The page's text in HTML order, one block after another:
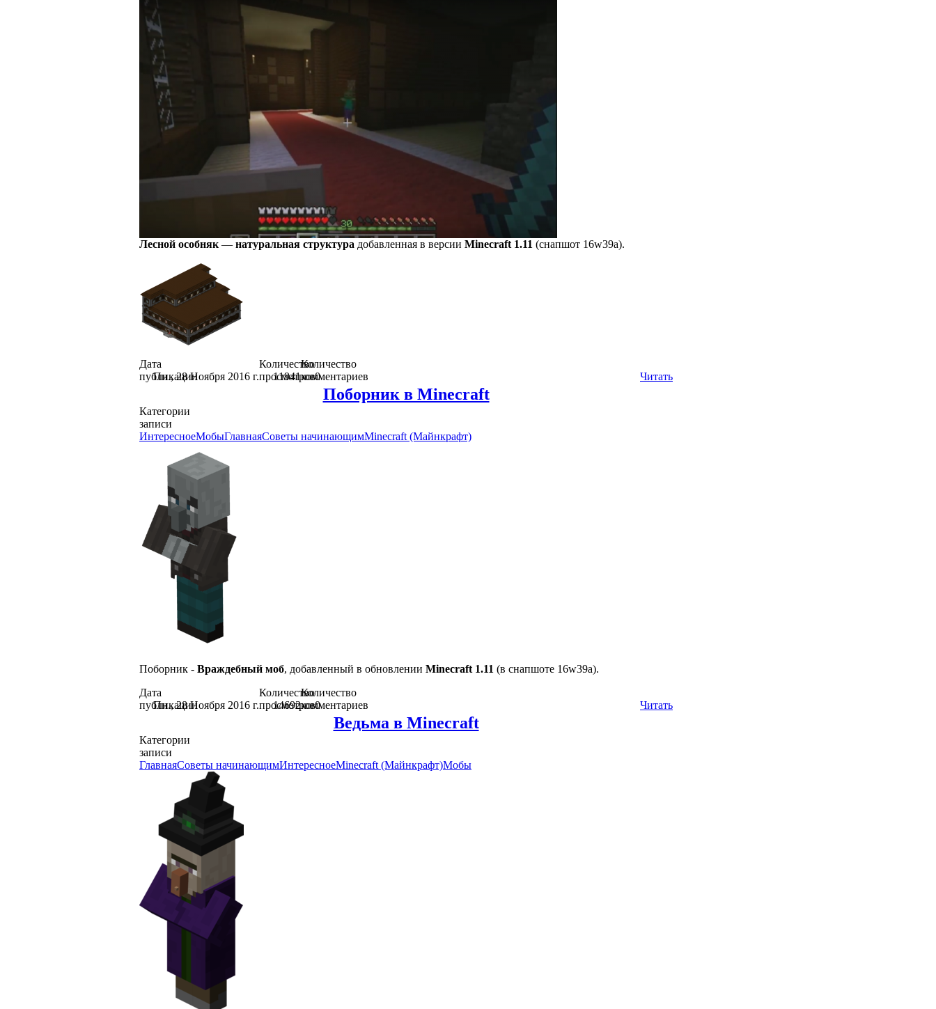
Лесной особняк — натуральная структура добавленная в версии Minecraft 1.11 (снапшот 16w39a).
Дата
публикации
Пн., 28 Ноября 2016 г.
Количество
просмотров
11941
Количество
комментариев
0 Читать
Поборник в Minecraft
Категории
записи
ИнтересноеМобыГлавнаяСоветы начинающимMinecraft (Майнкрафт)
Поборник - Враждебный моб, добавленный в обновлении Minecraft 1.11 (в снапшоте 16w39a).
Дата
публикации
Пн., 28 Ноября 2016 г.
Количество
просмотров
14692
Количество
комментариев
0 Читать
Ведьма в Minecraft
Категории
записи
ГлавнаяСоветы начинающимИнтересноеMinecraft (Майнкрафт)Мобы